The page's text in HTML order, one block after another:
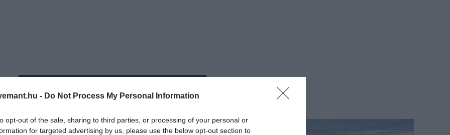
- Do Not Process My Personal Information
opt-out of the sale, sharing to third parties, or processing of your personal or
for targeted advertising by us, please use the below opt-out section to